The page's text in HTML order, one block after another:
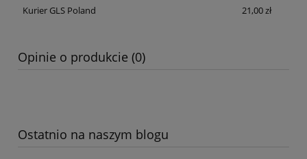
Kurier GLS Poland
21,00 zł
Opinie o produkcie (0)
Ostatnio na naszym blogu